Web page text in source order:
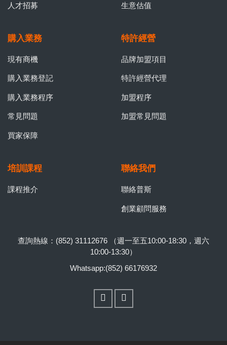
人才招募 生意估值
購入業務
現有商機
購入業務登記
購入業務程序
常見問題
買家保障
特許經營
品牌加盟項目
特許經營代理
加盟程序
加盟常見問題
培訓課程
課程推介
聯絡我們
聯絡普斯
創業顧問服務
查詢熱線：(852) 31112676 （週一至五10:00-18:30，週六
10:00-13:30）
Whatsapp:(852) 66176932